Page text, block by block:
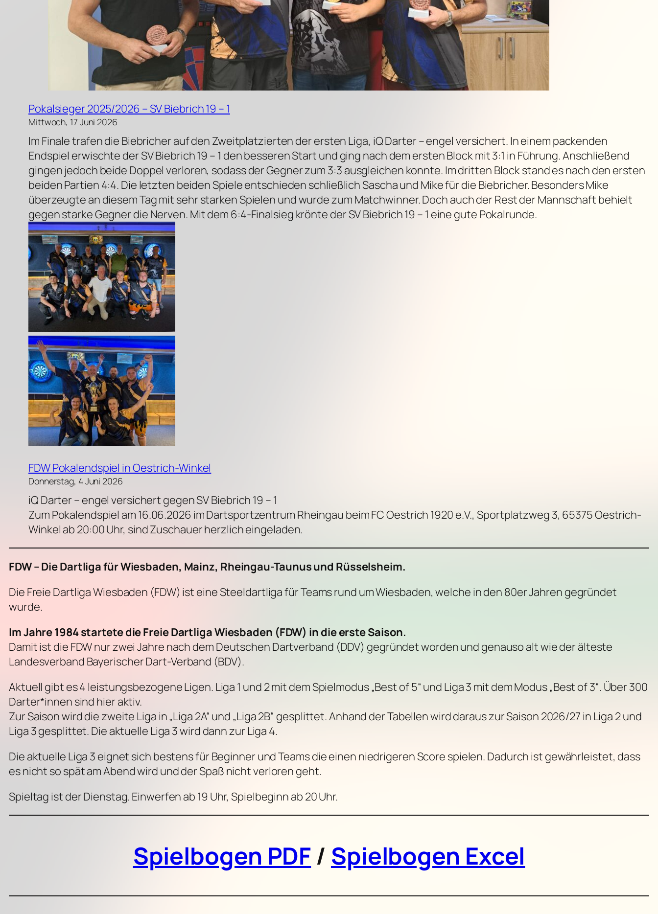
Pokalsieger 2025/2026 – SV Biebrich 19 – 1
Mittwoch, 17 Juni 2026
Im Finale trafen die Biebricher auf den Zweitplatzierten der ersten Liga, iQ Darter – engel versichert. In einem packenden
Endspiel erwischte der SV Biebrich 19 – 1 den besseren Start und ging nach dem ersten Block mit 3:1 in Führung. Anschließend
gingen jedoch beide Doppel verloren, sodass der Gegner zum 3:3 ausgleichen konnte. Im dritten Block stand es nach den ersten
beiden Partien 4:4. Die letzten beiden Spiele entschieden schließlich Sascha und Mike für die Biebricher. Besonders Mike
überzeugte an diesem Tag mit sehr starken Spielen und wurde zum Matchwinner. Doch auch der Rest der Mannschaft behielt
gegen starke Gegner die Nerven. Mit dem 6:4-Finalsieg krönte der SV Biebrich 19 – 1 eine gute Pokalrunde.
FDW Pokalendspiel in Oestrich-Winkel
Donnerstag, 4 Juni 2026
iQ Darter – engel versichert gegen SV Biebrich 19 – 1
Zum Pokalendspiel am 16.06.2026 im Dartsportzentrum Rheingau beim FC Oestrich 1920 e.V., Sportplatzweg 3, 65375 Oestrich-
Winkel ab 20:00 Uhr, sind Zuschauer herzlich eingeladen.
FDW – Die Dartliga für Wiesbaden, Mainz, Rheingau-Taunus und Rüsselsheim.
Die Freie Dartliga Wiesbaden (FDW) ist eine Steeldartliga für Teams rund um Wiesbaden, welche in den 80er Jahren gegründet
wurde.
Im Jahre 1984 startete die Freie Dartliga Wiesbaden (FDW) in die erste Saison.
Damit ist die FDW nur zwei Jahre nach dem Deutschen Dartverband (DDV) gegründet worden und genauso alt wie der älteste
Landesverband Bayerischer Dart-Verband (BDV).
Aktuell gibt es 4 leistungsbezogene Ligen. Liga 1 und 2 mit dem Spielmodus „Best of 5“ und Liga 3 mit dem Modus „Best of 3“. Über 300
Darter*innen sind hier aktiv.
Zur Saison wird die zweite Liga in „Liga 2A“ und „Liga 2B“ gesplittet. Anhand der Tabellen wird daraus zur Saison 2026/27 in Liga 2 und
Liga 3 gesplittet. Die aktuelle Liga 3 wird dann zur Liga 4.
Die aktuelle Liga 3 eignet sich bestens für Beginner und Teams die einen niedrigeren Score spielen. Dadurch ist gewährleistet, dass
es nicht so spät am Abend wird und der Spaß nicht verloren geht.
Spieltag ist der Dienstag. Einwerfen ab 19 Uhr, Spielbeginn ab 20 Uhr.
Spielbogen PDF / Spielbogen Excel